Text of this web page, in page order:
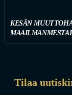
KESÄN
Tilaa